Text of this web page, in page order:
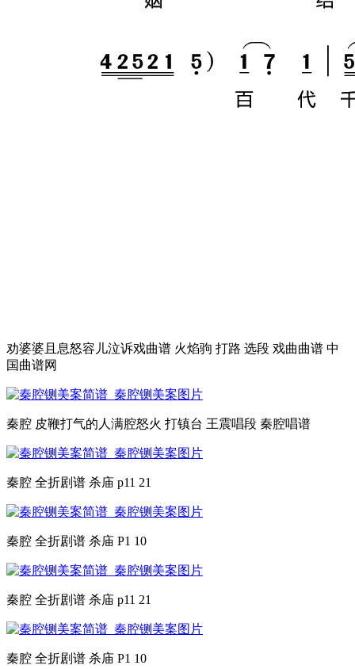
劝婆婆且息怒容儿泣诉戏曲谱 火焰驹 打路 选段 戏曲曲谱 中
国曲谱网
秦腔 皮鞭打气的人满腔怒火 打镇台 王震唱段 秦腔唱谱
秦腔 全折剧谱 杀庙 p11 21
秦腔 全折剧谱 杀庙 P1 10
秦腔 全折剧谱 杀庙 p11 21
秦腔 全折剧谱 杀庙 P1 10